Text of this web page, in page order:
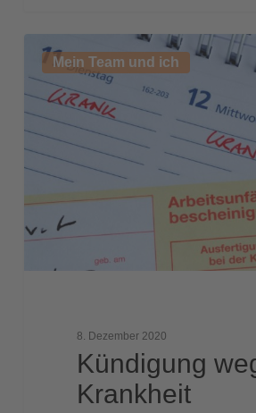
Kündigung
wegen
Krankheit
Mein Team und ich
8. Dezember 2020
Kündigung
Krankheit